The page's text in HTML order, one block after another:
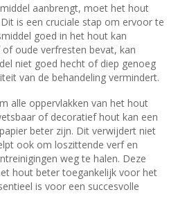
aanbrengt, moet het hout
is een cruciale stap om ervoor te
goed in het hout kan
oude verfresten bevat, kan
niet goed hecht of diep genoeg
van de behandeling vermindert.
alle oppervlakken van het hout
of decoratief hout kan een
beter zijn. Dit verwijdert niet
ook om loszittende verf en
weg te halen. Deze
hout beter toegankelijk voor het
is voor een succesvolle